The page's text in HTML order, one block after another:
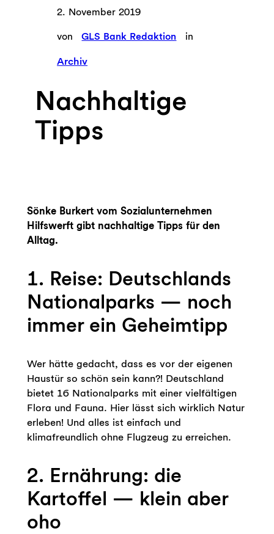
2. November 2019
von GLS Bank Redaktion in
Archiv
Nachhaltige
Tipps
Sönke Burkert vom Sozialunternehmen
Hilfswerft gibt nachhaltige Tipps für den
Alltag.
1. Reise: Deutschlands
Nationalparks — noch
immer ein Geheimtipp
Wer hätte gedacht, dass es vor der eigenen
Haustür so schön sein kann?! Deutschland
bietet 16 Nationalparks mit einer vielfältigen
Flora und Fauna. Hier lässt sich wirklich Natur
erleben! Und alles ist einfach und
klimafreundlich ohne Flugzeug zu erreichen.
2. Ernährung: die
Kartoffel — klein aber
oho